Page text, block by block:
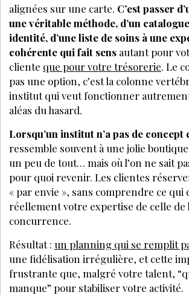
alignées sur une carte. C’est passer
une véritable méthode, d’un
identité, d’une liste de soins à une
cohérente qui fait sens autant pour
cliente que pour votre trésorerie. Le
pas une option, c’est la colonne
institut qui veut fonctionner autrement
aléas du hasard.
Lorsqu’un institut n’a pas de concept
ressemble souvent à une jolie
un peu de tout… mais où l’on ne sait
pour quoi revenir. Les clientes
« par envie », sans comprendre ce qui
réellement votre expertise de celle de
concurrence.
Résultat : un planning qui se remplit
une fidélisation irrégulière, et cette
frustrante que, malgré votre talent,
manque” pour stabiliser votre activité.